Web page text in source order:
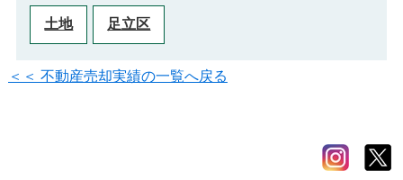
土地 足立区
＜＜ 不動産売却実績の一覧へ戻る